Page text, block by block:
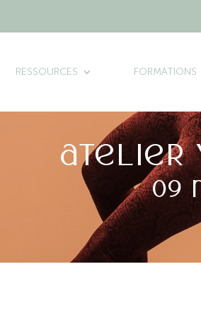
RESSOURCES FORMATIONS
atelier
09